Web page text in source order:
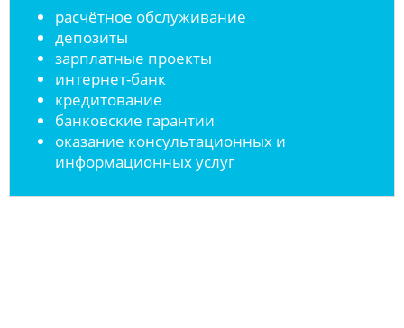
расчётное обслуживание
депозиты
зарплатные проекты
интернет-банк
кредитование
банковские гарантии
оказание консультационных и
информационных услуг